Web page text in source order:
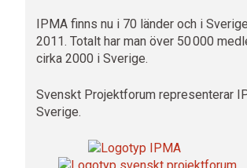
IPMA finns nu i 70 länder och i
2011. Totalt har man över 50 000
cirka 2000 i Sverige.
Svenskt Projektforum representerar
Sverige.